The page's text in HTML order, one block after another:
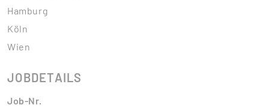
Hamburg
Köln
Wien
JOBDETAILS
Job-Nr.